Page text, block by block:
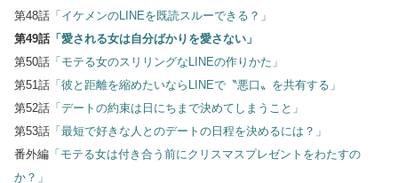
第48話 「イケメンのLINEを既読スルーできる？」
第49話 「愛される女は自分ばかりを愛さない」
第50話 「モテる女のスリリングなLINEの作りかた」
第51話 「彼と距離を縮めたいならLINEで〝悪口〟を共有する」
第52話 「デートの約束は日にちまで決めてしまうこと」
第53話 「最短で好きな人とのデートの日程を決めるには？」
番外編 「モテる女は付き合う前にクリスマスプレゼントをわたすの
か？」